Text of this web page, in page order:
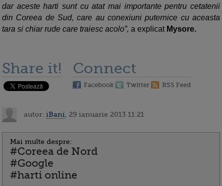
dar aceste harti sunt cu atat mai importante pentru cetatenii
din Coreea de Sud, care au conexiuni puternice cu aceasta
tara si chiar rude care traiesc acolo”, a explicat Mysore.
Share it! Connect
Facebook Twitter RSS Feed
autor: iBani , 29 ianuarie 2013 11:21
Mai multe despre:
#Coreea de Nord
#Google
#harti online